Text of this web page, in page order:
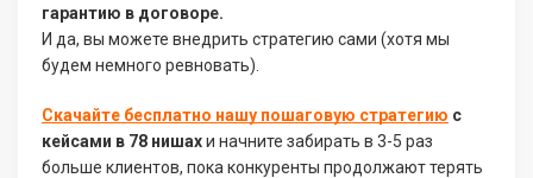
гарантию в договоре.
И да, вы можете внедрить стратегию сами (хотя мы
будем немного ревновать).
Скачайте бесплатно нашу пошаговую стратегию с
кейсами в 78 нишахи начните забирать в 3-5 раз
больше клиентов, пока конкуренты продолжают терять